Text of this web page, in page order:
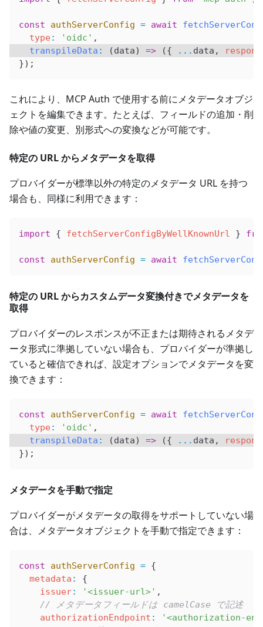
const authServerConfig = await
  type
: 'oidc' ,
  transpileData
: (data) => ({ ... data ,
});
これにより、MCP Auth で使用する前にメタデータオブジ
ェクトを編集できます。たとえば、フィールドの追加・削
除や値の変更、別形式への変換などが可能です。
特定の URL からメタデータを取得
プロバイダーが標準以外の特定のメタデータ URL を持つ
場合も、同様に利用できます：
import { fetchServerConfigByWellKnownUrl }
const authServerConfig = await
特定の URL からカスタムデータ変換付きでメタデータを
取得
プロバイダーのレスポンスが不正または期待されるメタデ
ータ形式に準拠していない場合も、プロバイダーが準拠し
ていると確信できれば、設定オプションでメタデータを変
換できます：
const authServerConfig = await
  type
: 'oidc' ,
  transpileData
: (data) => ({ ... data ,
});
メタデータを手動で指定
プロバイダーがメタデータの取得をサポートしていない場
合は、メタデータオブジェクトを手動で指定できます：
const authServerConfig = {
  metadata
:
{
    issuer
: '<issuer-url>' ,
    // メタデータフィールドは camelCase で記述
    authorizationEndpoint
:
'<authorization-